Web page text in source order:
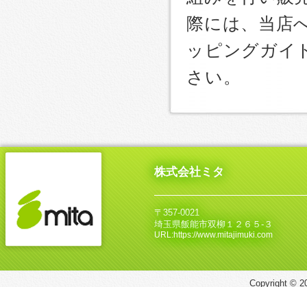
際には、当店
ッピングガイ
さい。
株式会社ミタ
〒357-0021
埼玉県飯能市双柳１２６５‐３
URL:https://www.mitajimuki.com
Copyright ©